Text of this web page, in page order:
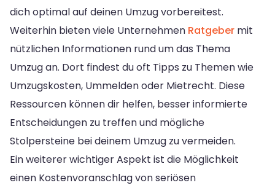
dich optimal auf deinen Umzug vorbereitest.
Weiterhin bieten viele Unternehmen Ratgeber mit
nützlichen Informationen rund um das Thema
Umzug an. Dort findest du oft Tipps zu Themen wie
Umzugskosten, Ummelden oder Mietrecht. Diese
Ressourcen können dir helfen, besser informierte
Entscheidungen zu treffen und mögliche
Stolpersteine bei deinem Umzug zu vermeiden.
Ein weiterer wichtiger Aspekt ist die Möglichkeit
einen Kostenvoranschlag von seriösen